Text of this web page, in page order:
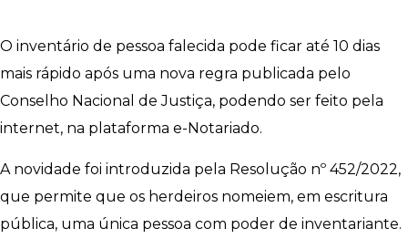
O inventário de pessoa falecida pode ficar até 10 dias
mais rápido após uma nova regra publicada pelo
Conselho Nacional de Justiça, podendo ser feito pela
internet, na plataforma e-Notariado.
A novidade foi introduzida pela Resolução nº 452/2022,
que permite que os herdeiros nomeiem, em escritura
pública, uma única pessoa com poder de inventariante.